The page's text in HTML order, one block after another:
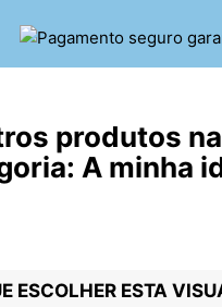
produtos
A minha
ESCOLHER ESTA